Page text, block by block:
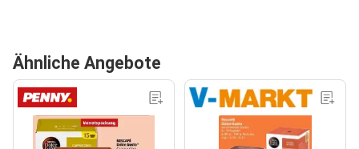
Ähnliche Angebote